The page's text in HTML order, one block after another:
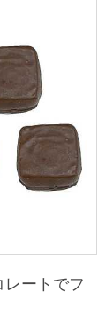
購入
レートでフ